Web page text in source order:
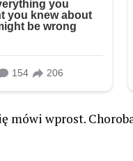
mówi wprost.